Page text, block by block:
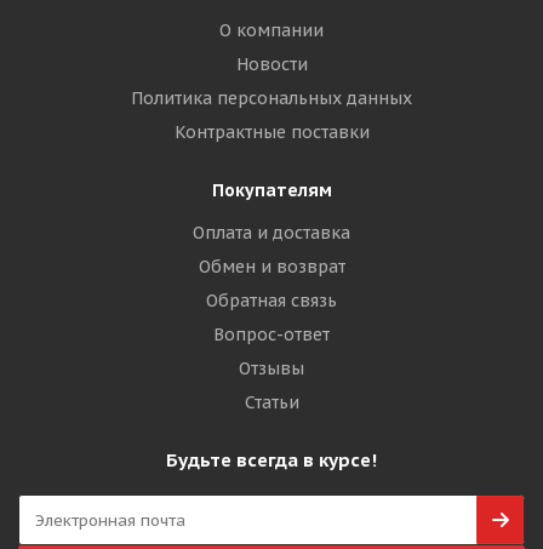
О компании
Новости
Политика персональных данных
Контрактные поставки
Покупателям
Оплата и доставка
Обмен и возврат
Обратная связь
Вопрос-ответ
Отзывы
Статьи
Будьте всегда в курсе!